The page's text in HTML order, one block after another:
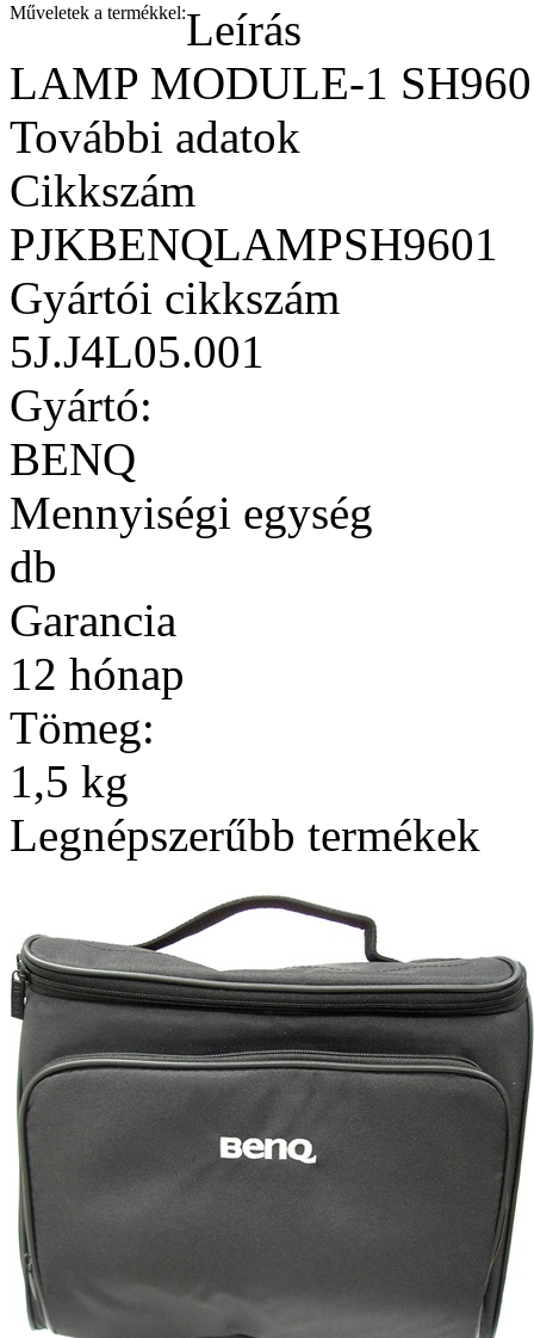
Műveletek a termékkel:Leírás
LAMP MODULE-1 SH960
További adatok
Cikkszám
PJKBENQLAMPSH9601
Gyártói cikkszám
5J.J4L05.001
Gyártó:
BENQ
Mennyiségi egység
db
Garancia
12 hónap
Tömeg:
1,5 kg
Legnépszerűbb termékek